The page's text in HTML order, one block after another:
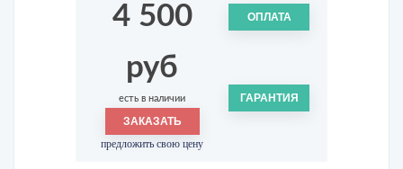
4 500
руб
есть в наличии
ЗАКАЗАТЬ
предложить свою цену
ОПЛАТА
ГАРАНТИЯ